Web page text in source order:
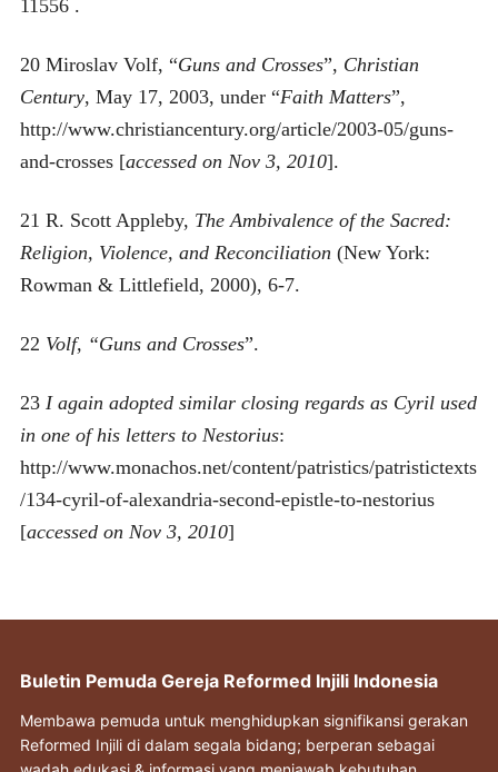
11556 .
20 Miroslav Volf, “Guns and Crosses”, Christian
Century, May 17, 2003, under “Faith Matters”,
http://www.christiancentury.org/article/2003-05/guns-
and-crosses [accessed on Nov 3, 2010].
21 R. Scott Appleby, The Ambivalence of the Sacred:
Religion, Violence, and Reconciliation (New York:
Rowman & Littlefield, 2000), 6-7.
22 Volf, “Guns and Crosses”.
23 I again adopted similar closing regards as Cyril used
in one of his letters to Nestorius:
http://www.monachos.net/content/patristics/patristictexts
/134-cyril-of-alexandria-second-epistle-to-nestorius
[accessed on Nov 3, 2010]
Buletin Pemuda Gereja Reformed Injili Indonesia
Membawa pemuda untuk menghidupkan signifikansi gerakan
Reformed Injili di dalam segala bidang; berperan sebagai